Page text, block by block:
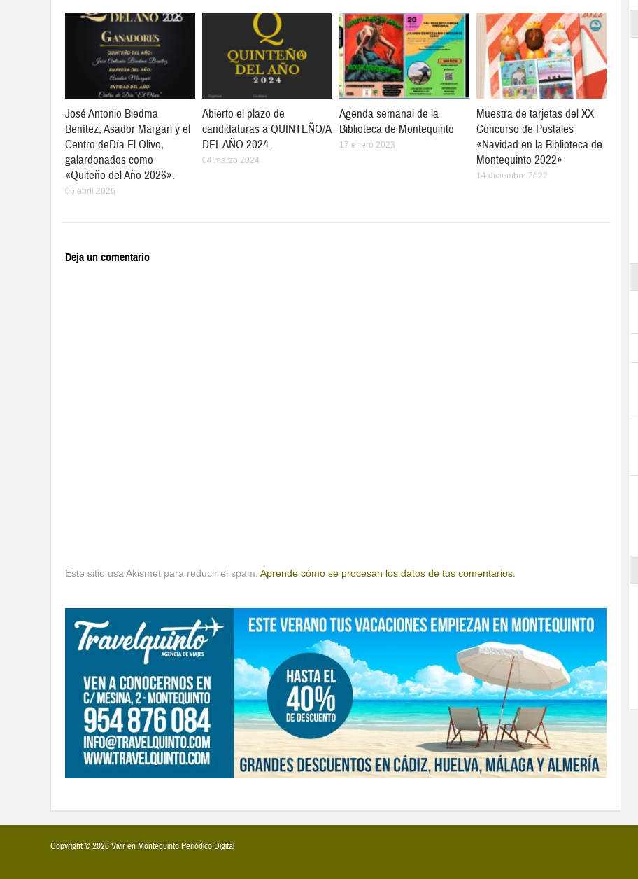
José Antonio Biedma
Benítez, Asador Margari y el
Centro deDía El Olivo,
galardonados como
«Quiteño del Año 2026».
06 abril 2026
Abierto el plazo de
candidaturas a QUINTEÑO/A
DEL AÑO 2024.
04 marzo 2024
Agenda semanal de la
Biblioteca de Montequinto
17 enero 2023
Muestra de tarjetas del XX
Concurso de Postales
«Navidad en la Biblioteca de
Montequinto 2022»
14 diciembre 2022
Deja un comentario
Este sitio usa Akismet para reducir el spam. Aprende cómo se procesan los datos de tus comentarios.
Copyright © 2026 Vivir en Montequinto Periódico Digital